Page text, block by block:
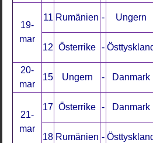
19-
mar
11 Rumänien - Ungern
12 Österrike -
20-
mar
15 Ungern - Danmark
21-
mar
17 Österrike - Danmark
18 Rumänien -